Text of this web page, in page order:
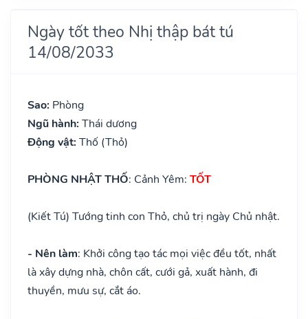
Ngày tốt theo Nhị thập bát tú
14/08/2033
Sao: Phòng
Ngũ hành: Thái dương
Động vật: Thố (Thỏ)
PHÒNG NHẬT THỐ: Cảnh Yêm: TỐT
(Kiết Tú) Tướng tinh con Thỏ, chủ trị ngày Chủ nhật.
- Nên làm: Khởi công tạo tác mọi việc đều tốt, nhất
là xây dựng nhà, chôn cất, cưới gả, xuất hành, đi
thuyền, mưu sự, cắt áo.